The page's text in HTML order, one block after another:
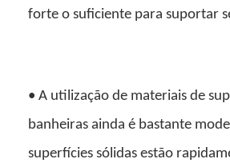
forte o suficiente para suportar
• A utilização de materiais de
banheiras ainda é bastante
superfícies sólidas estão